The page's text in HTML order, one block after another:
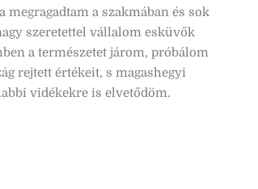
megragadtam a szakmában és sok
szeretettel vállalom esküvők
a természetet járom, próbálom
rejtett értékeit, s magashegyi
vidékekre is elvetődöm.